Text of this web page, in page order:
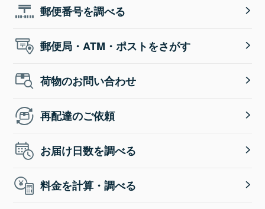
郵便番号を調べる
郵便局・ATM・ポストをさがす
荷物のお問い合わせ
再配達のご依頼
お届け日数を調べる
料金を計算・調べる